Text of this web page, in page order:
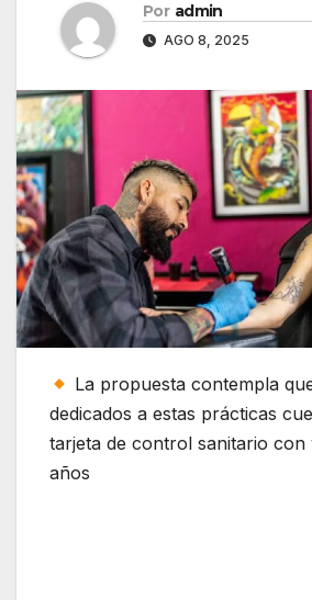
Por admin
AGO 8, 2025
La propuesta contempla
dedicados a estas prácticas
tarjeta de control sanitario con
años